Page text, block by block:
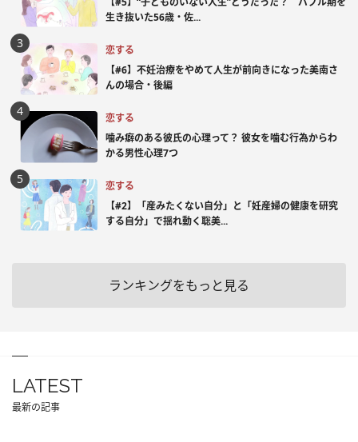
生き抜いた56歳・佐...
恋する
【#6】不妊治療をやめて人生が前向きになった美南さ
んの場合・後編
恋する
噛み癖のある彼氏の心理って？ 彼女を噛む行為からわ
かる男性心理7つ
恋する
【#2】「産みたくない自分」と「妊産婦の健康を研究
する自分」で揺れ動く聡美...
ランキングをもっと見る
LATEST
最新の記事